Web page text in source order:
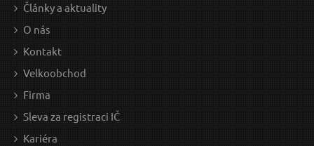
519 Kč / Ks
428.93 Kč bez DPH
Doprava zdarma
Ochranná deka do auta pod psa CAR ROCKY L
Články a aktuality
O nás
Kontakt
Velkoobchod
Firma
Sleva za registraci IČ
Kariéra